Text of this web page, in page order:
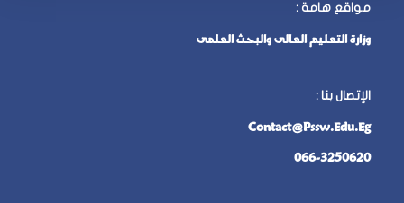
مواقع هامة :
وزارة التعليم العالى والبحث العلمى
الإتصال بنا :
Contact@pssw.edu.eg
066-3250620